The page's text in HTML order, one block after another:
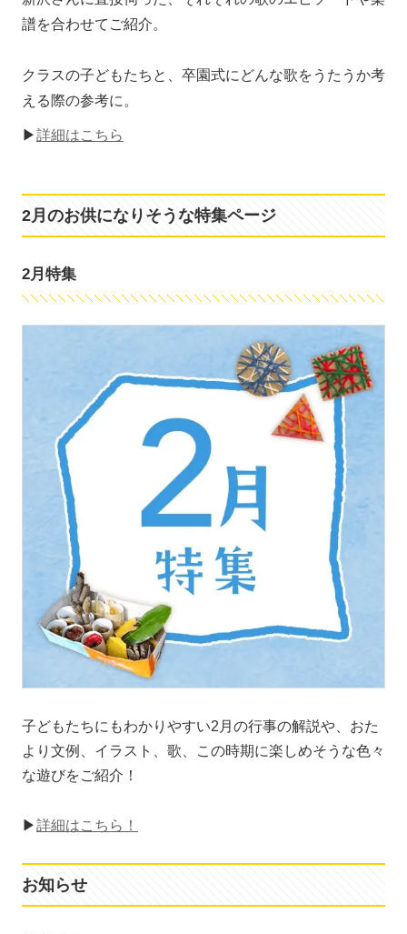
譜を合わせてご紹介。
クラスの子どもたちと、卒園式にどんな歌をうたうか考
える際の参考に。
▶詳細はこちら
2月のお供になりそうな特集ページ
2月特集
子どもたちにもわかりやすい2月の行事の解説や、おた
より文例、イラスト、歌、この時期に楽しめそうな色々
な遊びをご紹介！
▶詳細はこちら！
お知らせ